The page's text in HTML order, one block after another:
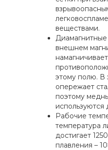
веществами.
Диамагнитные
внешнем
этому полю. В
опережает
поэтому
используются
Рабочие
температура
достигает
плавления –